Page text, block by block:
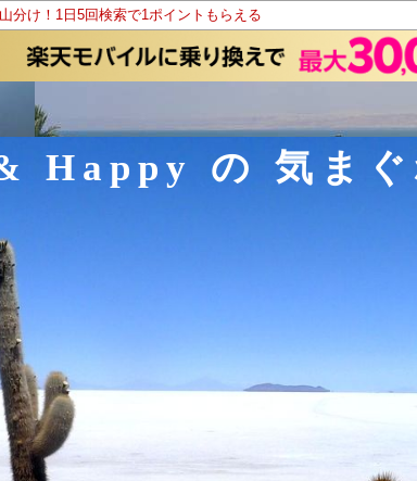
分け！1日5回検索で1ポイントもらえる
Happy の 気まぐ